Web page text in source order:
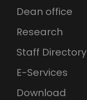
Dean office
Research
Staff Directory
E-Services
Download